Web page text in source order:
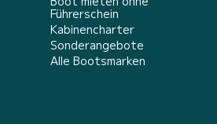
Führerschein
Kabinencharter
Sonderangebote
Alle Bootsmarken